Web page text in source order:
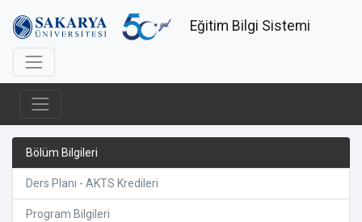
Eğitim Bilgi Sistemi
Bölüm Bilgileri
Ders Planı - AKTS Kredileri
Program Bilgileri